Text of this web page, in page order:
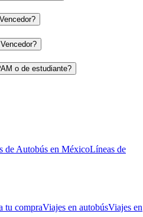
o de estudiante?
de Autobús en MéxicoLíneas de
tu compraViajes en autobúsViajes en